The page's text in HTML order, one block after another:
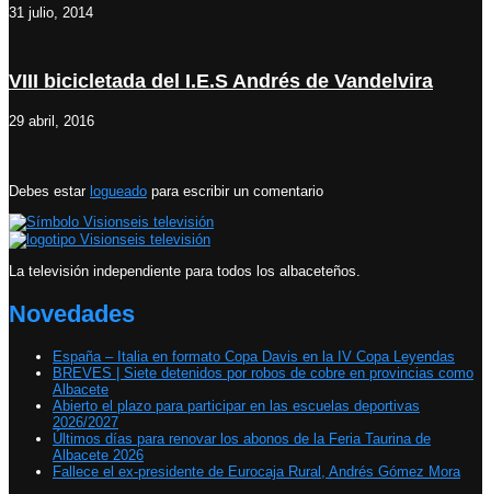
31 julio, 2014
VIII bicicletada del I.E.S Andrés de Vandelvira
29 abril, 2016
Debes estar logueado para escribir un comentario
La televisión independiente para todos los albaceteños.
Novedades
España – Italia en formato Copa Davis en la IV Copa Leyendas
BREVES | Siete detenidos por robos de cobre en provincias como
Albacete
Abierto el plazo para participar en las escuelas deportivas
2026/2027
Últimos días para renovar los abonos de la Feria Taurina de
Albacete 2026
Fallece el ex-presidente de Eurocaja Rural, Andrés Gómez Mora